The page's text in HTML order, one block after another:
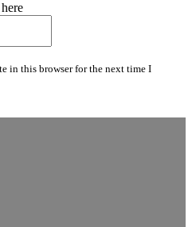
in this browser for the next time I